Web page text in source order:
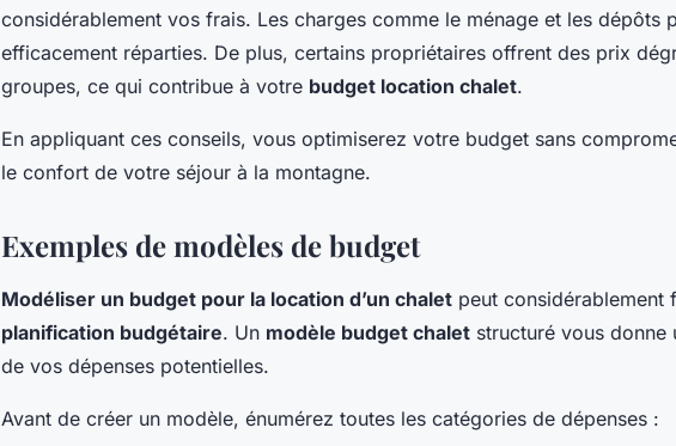
considérablement vos frais. Les charges comme le ménage et les dépôts
efficacement réparties. De plus, certains propriétaires offrent des prix
groupes, ce qui contribue à votre budget location chalet.
En appliquant ces conseils, vous optimiserez votre budget sans
le confort de votre séjour à la montagne.
Exemples de modèles de budget
Modéliser un budget pour la location d’un chalet peut considérablement
planification budgétaire. Un modèle budget chalet structuré vous donne
de vos dépenses potentielles.
Avant de créer un modèle, énumérez toutes les catégories de dépenses :